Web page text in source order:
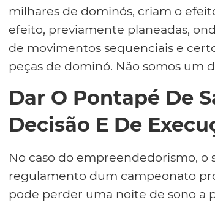
milhares de dominós, criam o
efeito, previamente planeadas,
de movimentos sequenciais e
peças de dominó. Não somos um
Dar O Pontapé De
Decisão E De
No caso do empreendedorismo,
regulamento dum campeonato
pode perder uma noite de sono a